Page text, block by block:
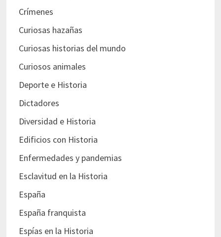
Crímenes
Curiosas hazañas
Curiosas historias del mundo
Curiosos animales
Deporte e Historia
Dictadores
Diversidad e Historia
Edificios con Historia
Enfermedades y pandemias
Esclavitud en la Historia
España
España franquista
Espías en la Historia